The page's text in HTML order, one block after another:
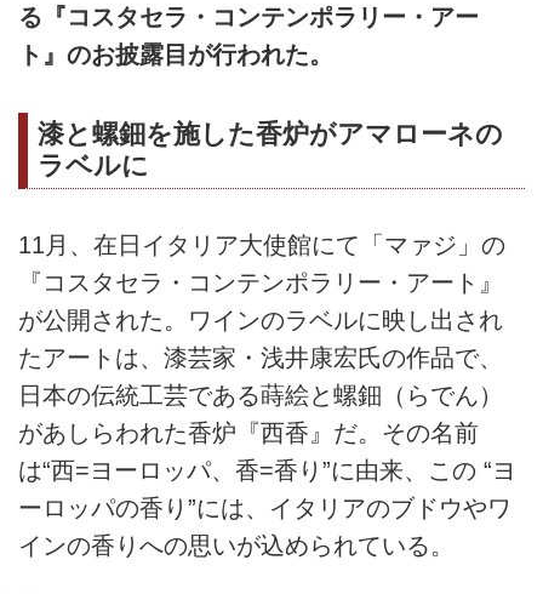
る『コスタセラ・コンテンポラリー・アー
ト』のお披露目が行われた。
漆と螺鈿を施した香炉がアマローネの
ラベルに
11月、在日イタリア大使館にて「マァジ」の
『コスタセラ・コンテンポラリー・アート』
が公開された。ワインのラベルに映し出され
たアートは、漆芸家・浅井康宏氏の作品で、
日本の伝統工芸である蒔絵と螺鈿（らでん）
があしらわれた香炉『西香』だ。その名前
は“西=ヨーロッパ、香=香り”に由来、この “ヨ
ーロッパの香り”には、イタリアのブドウやワ
インの香りへの思いが込められている。